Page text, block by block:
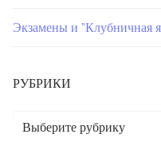
Экзамены и "Клубничная
РУБРИКИ